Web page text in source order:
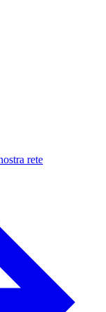
rete